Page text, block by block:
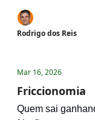
Rodrigo dos Reis
Mar 16, 2026
Friccionomia
Quem sai